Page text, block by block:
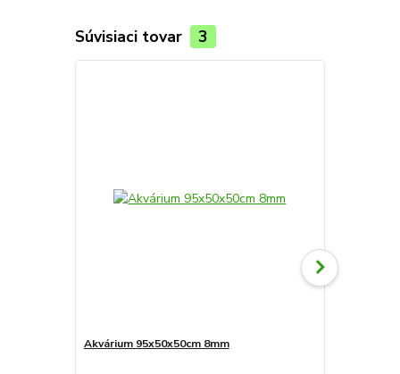
Súvisiaci tovar 3
Akvárium 95x50x50cm 8mm